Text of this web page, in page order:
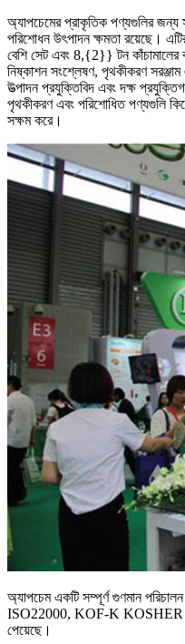
অ্যাপচেমের প্রাকৃতিক পণ্যগুলির জন্য
পরিশোধন উৎপাদন ক্ষমতা রয়েছে। এটির
বেশি সেট এবং 8,{2}} টন কাঁচামালের
নিষ্কাশন সংশ্লেষণ, পৃথকীকরণ সরঞ্জাম
উত্পাদন প্রযুক্তিবিদ এবং দক্ষ
পৃথকীকরণ এবং পরিশোধিত পণ্যগুলি
সক্ষম করে।
অ্যাপচেম একটি সম্পূর্ণ গুণমান
ISO22000, KOF-K KOSHER
পেয়েছে।